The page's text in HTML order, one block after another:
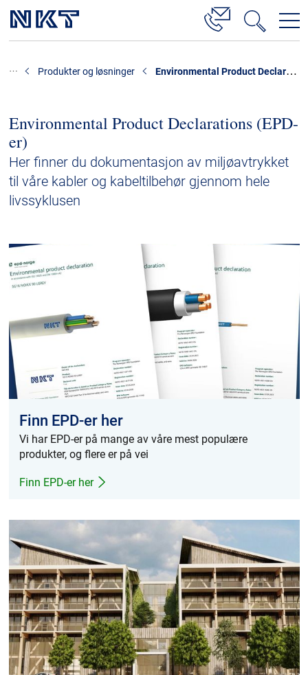
Kabelservice
Mellomspenning
Lavspenning
Høyspenningskabeltilbehør
Mellomspenningskabeltilbehør
Referanser
Nedlastinger
Presse og arrangementer
Om oss
NKT ved første øyekast
Bærekraft
Environmental Product Declarations (EPD-
er)
Her finner du dokumentasjon av miljøavtrykket
til våre kabler og kabeltilbehør gjennom hele
livssyklusen
Produkter og løsninger Environmental Product Declarations (EPD-er)
Finn EPD-er her
Vi har EPD-er på mange av våre mest populære
produkter, og flere er på vei
Finn EPD-er her